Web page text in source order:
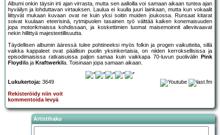
Albumi onkin täysin irti ajan virrasta, mutta sen aalloilla voi samaan aikaan tuntea ajan
hyväilyn ja lohduttavan virtauksen. Laulua ei kuulla juuri lainkaan, mutta kun vokaalit
liittyvät mukaan kuvaan ovat ne kuin yksi soitin muiden joukossa. Runsaat kitarat
soivat kuulaan eteerisinä, rytmipuolen tasainen työ välttää kaiken konemaisuuden
jopa motorikmaissa kohdissaan, ja koskettimien luomat maisemoinnit alleviivaavat
nekin hillittyä majesteetillisuutta.
Täydellisen albumin ääressä tulee pohtineeksi myös folkin ja progen vaikutteita, sillä
vaikka kappaleet ovat päällisin puolin yksinkertaisia, on niiden kerroksellisissa ja
episodimaisissa ratkaisuissa paljon samaa kuin vaikkapa 70-luvun puolivälin
Pink
Floydilla ja Kraftwerkilla. Toisinaan jopa samaan aikaan.
Lukukertoja: 3649
Rekisteröidy niin voit
kommentoida levyä
Artistihaku